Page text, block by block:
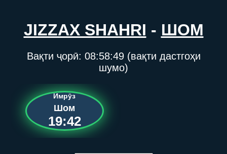
JIZZAX SHAHRI - ШОМ
Вақти ҷорӣ: 08:58:49(вақти дастгоҳи
шумо)
Имрӯз
Шом
19:42